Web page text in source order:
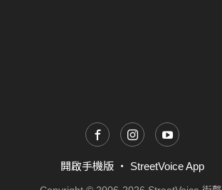
開啟手機版 ・ StreetVoice App